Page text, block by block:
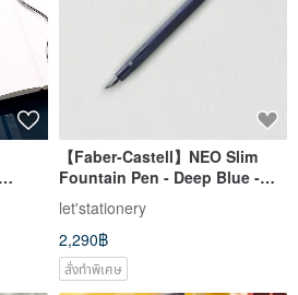
【Faber-Castell】NEO Slim
Fountain Pen - Deep Blue -
Fine Nib (Complimentary
Personalization)
let'stationery
2,290฿
สั่งทำพิเศษ